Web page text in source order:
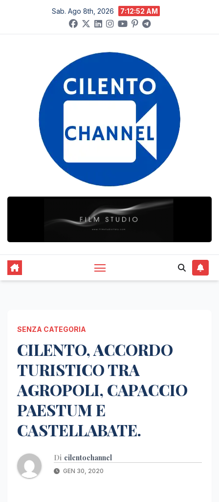
contenuto
Sab. Ago 8th, 2026 7:12:53 AM
SENZA CATEGORIA
CILENTO, ACCORDO
TURISTICO TRA
AGROPOLI, CAPACCIO
PAESTUM E
CASTELLABATE.
Di cilentochannel
GEN 30, 2020